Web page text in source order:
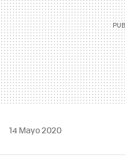
14 Mayo 2020